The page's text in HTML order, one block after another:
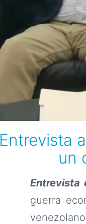
Entrevista
un
Entrevista
guerra